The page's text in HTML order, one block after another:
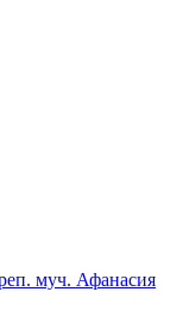
муч. Афанасия